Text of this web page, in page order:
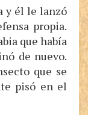
y él le lanzó
propia.
que había
de nuevo.
que se
pisó en el